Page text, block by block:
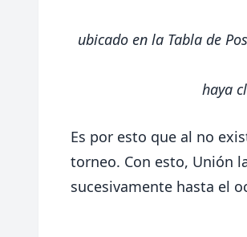
ubicado en la Tabla de
haya
Es por esto que al no
torneo. Con esto, Unión
sucesivamente hasta el